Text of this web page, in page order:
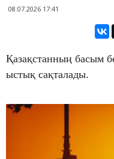
08.07.2026 17:41
Қазақстанның басым
ыстық сақталады.